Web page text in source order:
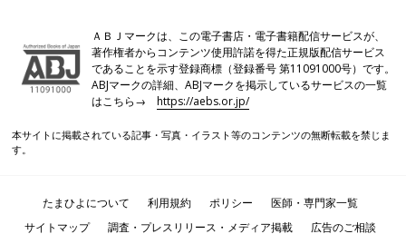
問看護を受けたい」と伝えてください。多胎育児は新生児期がま
ずは1つの大きな山なので、なるべく早い段階からサポートを受
けることをすすめます。
ょうか。
トしてくれる人がいるときは産後パパ育休を取らず、だれからも
サポートが得られず、ママ1人になってしまうときに育休を取っ
ＡＢＪマークは、この電子書店・電子書籍配信サービスが、
著作権者からコンテンツ使用許諾を得た正規版配信サービス
であることを示す登録商標（登録番号 第11091000号）です。
ABJマークの詳細、ABJマークを掲示しているサービスの一覧
はこちら→https://aebs.or.jp/
本サイトに掲載されている記事・写真・イラスト等のコンテンツの無断転載を禁じま
す。
たまひよについて 利用規約 ポリシー
医師・専門家一覧
サイトマップ
調査・プレスリリース・メディア掲載 広告のご相談